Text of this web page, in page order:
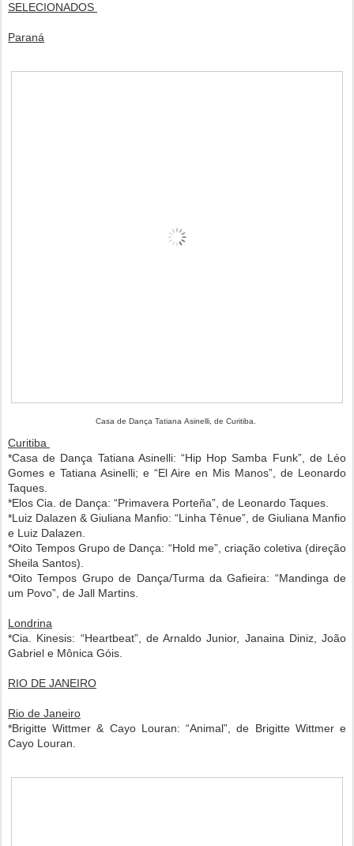
SELECIONADOS
Paraná
Casa de Dança Tatiana Asinelli, de Curitiba.
Curitiba
*Casa de Dança Tatiana Asinelli: “Hip Hop Samba Funk”, de Léo
Gomes e Tatiana Asinelli; e “El Aire en Mis Manos”, de Leonardo
Taques.
*Elos Cia. de Dança: “Primavera Porteña”, de Leonardo Taques.
*Luiz Dalazen & Giuliana Manfio: “Linha Tênue”, de Giuliana Manfio
e Luiz Dalazen.
*Oito Tempos Grupo de Dança: “Hold me”, criação coletiva (direção
Sheila Santos).
*Oito Tempos Grupo de Dança/Turma da Gafieira: “Mandinga de
um Povo”, de Jall Martins.
Londrina
*Cia. Kinesis: “Heartbeat”, de Arnaldo Junior, Janaina Diniz, João
Gabriel e Mônica Góis.
RIO DE JANEIRO
Rio de Janeiro
*Brigitte Wittmer & Cayo Louran: “Animal”, de Brigitte Wittmer e
Cayo Louran.